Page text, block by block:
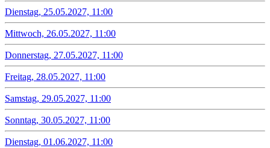
Dienstag, 25.05.2027, 11:00
Mittwoch, 26.05.2027, 11:00
Donnerstag, 27.05.2027, 11:00
Freitag, 28.05.2027, 11:00
Samstag, 29.05.2027, 11:00
Sonntag, 30.05.2027, 11:00
Dienstag, 01.06.2027, 11:00